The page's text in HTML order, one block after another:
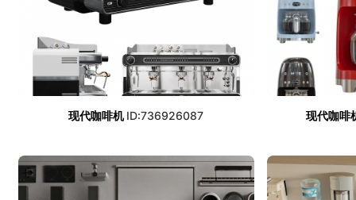
现代咖啡机 ID:736926087 现代咖啡